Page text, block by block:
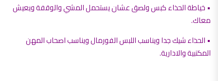
• خياطة الحذاء كبس ولصق عشان يستحمل المشي والوقفة ويعيش
معاك.
• الحذاء شيك جدا ويناسب اللبس الفورمال ويناسب اصحاب المهن
المكتبية والادارية.